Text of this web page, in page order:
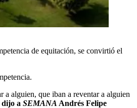
de equitación, se convirtió el
a alguien, que iban a reventar a alguien
dijo a SEMANA Andrés Felipe